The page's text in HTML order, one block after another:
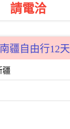
請電洽
疆自由行12天
疆